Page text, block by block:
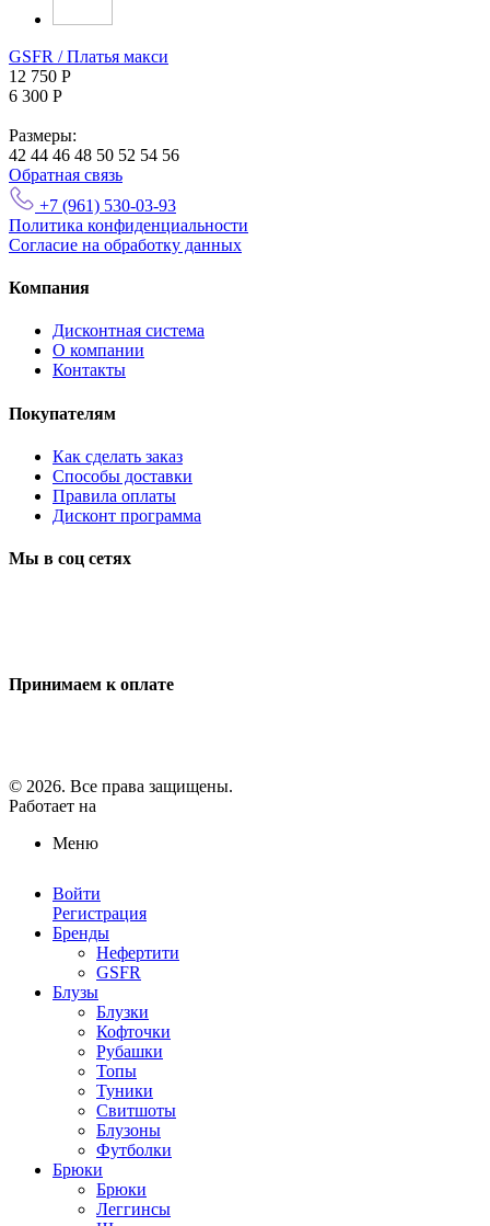
GSFR / Платья макси
12 750 Р
6 300 Р
Размеры:
42 44 46 48 50 52 54 56
Обратная связь
+7 (961) 530-03-93
Политика конфиденциальности
Согласие на обработку данных
Компания
Дисконтная система
О компании
Контакты
Покупателям
Как сделать заказ
Способы доставки
Правила оплаты
Дисконт программа
Мы в соц сетях
Принимаем к оплате
© 2026. Все права защищены.
Работает на
Меню
Войти
Регистрация
Бренды
Нефертити
GSFR
Блузы
Блузки
Кофточки
Рубашки
Топы
Туники
Свитшоты
Блузоны
Футболки
Брюки
Брюки
Леггинсы